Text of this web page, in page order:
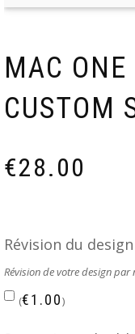
MAC ONE
CUSTOM
€28.00
Révision du design
Révision de votre design
(€1.00)